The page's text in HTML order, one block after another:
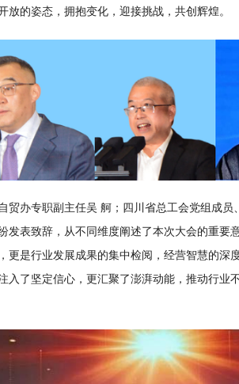
的姿态，拥抱变化，迎接挑战，共创辉煌。
贸办专职副主任吴 舸；四川省总工会党组成员
发表致辞，从不同维度阐述了本次大会的重要
更是行业发展成果的集中检阅，经营智慧的深
入了坚定信心，更汇聚了澎湃动能，推动行业